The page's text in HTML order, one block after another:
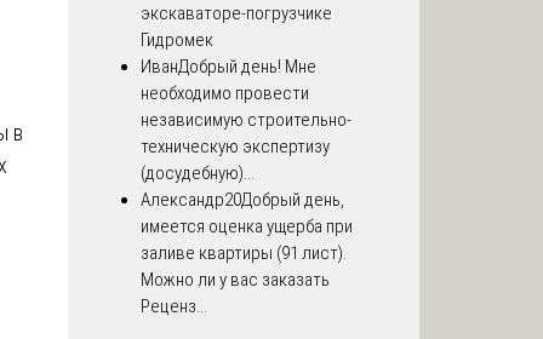
в
экскаваторе-погрузчике
Гидромек
ИванДобрый день! Мне
необходимо провести
независимую строительно-
техническую экспертизу
(досудебную)...
Александр20Добрый день,
имеется оценка ущерба при
заливе квартиры (91 лист).
Можно ли у вас заказать
Реценз...